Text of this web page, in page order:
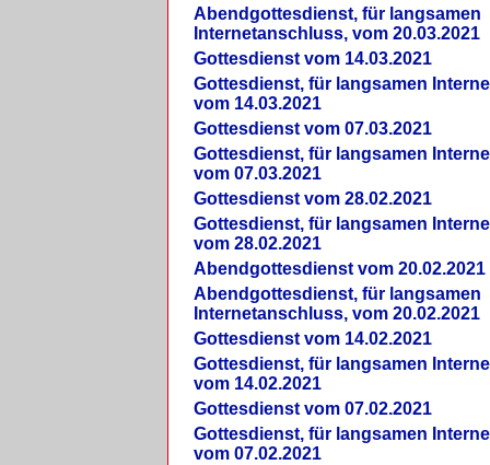
Abendgottesdienst, für langsamen
Internetanschluss, vom 20.03.2021
Gottesdienst vom 14.03.2021
Gottesdienst, für langsamen
vom 14.03.2021
Gottesdienst vom 07.03.2021
Gottesdienst, für langsamen
vom 07.03.2021
Gottesdienst vom 28.02.2021
Gottesdienst, für langsamen
vom 28.02.2021
Abendgottesdienst vom 20.02.2021
Abendgottesdienst, für langsamen
Internetanschluss, vom 20.02.2021
Gottesdienst vom 14.02.2021
Gottesdienst, für langsamen
vom 14.02.2021
Gottesdienst vom 07.02.2021
Gottesdienst, für langsamen
vom 07.02.2021